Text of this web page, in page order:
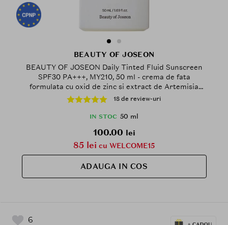
BEAUTY OF JOSEON
BEAUTY OF JOSEON Daily Tinted Fluid Sunscreen
SPF30 PA+++, MY210, 50 ml - crema de fata
formulata cu oxid de zinc si extract de Artemisia
Capillaris, care contribuie la protectia solara si la
metinerea aspectului proaspat, Tinted
18 de review-uri
IN STOC 50 ml
100.00 lei
85 lei cu WELCOME15
ADAUGA IN COS
6